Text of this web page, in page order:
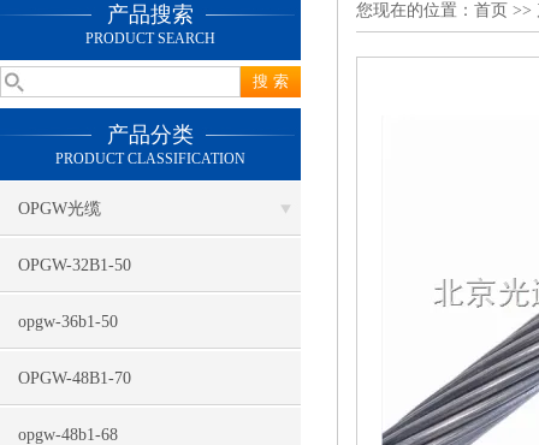
产品搜索
PRODUCT SEARCH
产品分类
PRODUCT CLASSIFICATION
OPGW光缆
OPGW-32B1-50
opgw-36b1-50
OPGW-48B1-70
opgw-48b1-68
您现在的位置： 首页 >>